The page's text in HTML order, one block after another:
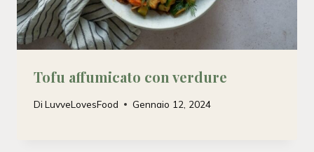
Tofu affumicato con verdure
Di LuvveLovesFood Gennaio 12, 2024